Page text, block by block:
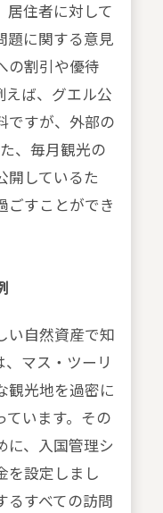
居住者に対して
題に関する意見
の割引や優待
えば、グエル公
ですが、外部の
、毎月観光の
開しているた
ごすことができ
い自然資産で知
マス・ツーリ
観光地を過密に
ています。その
に、入国管理シ
を設定しまし
るすべての訪問